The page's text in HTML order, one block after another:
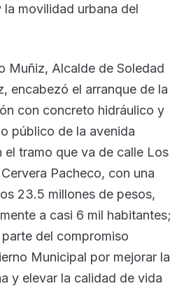
movilidad urbana del
Muñiz, Alcalde de Soledad
encabezó el arranque de la
con concreto hidráulico y
público de la avenida
el tramo que va de calle Los
Pacheco, con una
23.5 millones de pesos,
a casi 6 mil habitantes;
del compromiso
Municipal por mejorar la
y elevar la calidad de vida